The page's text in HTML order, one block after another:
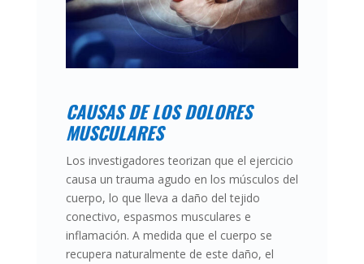
CAUSAS DE LOS DOLORES
MUSCULARES
Los investigadores teorizan que el ejercicio
causa un trauma agudo en los músculos del
cuerpo, lo que lleva a daño del tejido
conectivo, espasmos musculares e
inflamación. A medida que el cuerpo se
recupera naturalmente de este daño, el